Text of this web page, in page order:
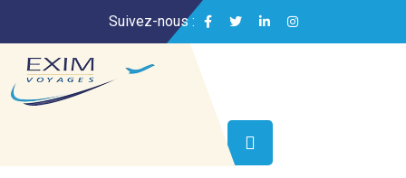
Suivez-nous :